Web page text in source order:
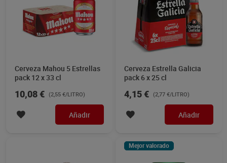
Cerveza Mahou 5 Estrellas
pack 12 x 33 cl
10,08 € (2,55 €/LITRO)
Añadir
Cerveza Estrella Galicia
pack 6 x 25 cl
4,15 € (2,77 €/LITRO)
Añadir
Mejor valorado